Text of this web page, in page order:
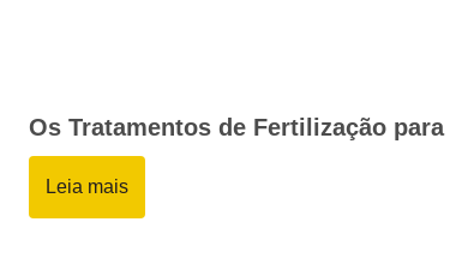
Os Tratamentos de Fertilização
Leia mais